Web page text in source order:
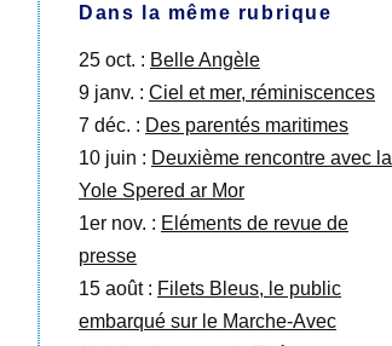
Dans la même rubrique
25 oct. : Belle Angèle
9 janv. : Ciel et mer, réminiscences
7 déc. : Des parentés maritimes
10 juin : Deuxième rencontre avec la
Yole Spered ar Mor
1er nov. : Eléments de revue de
presse
15 août : Filets Bleus, le public
embarqué sur le Marche-Avec